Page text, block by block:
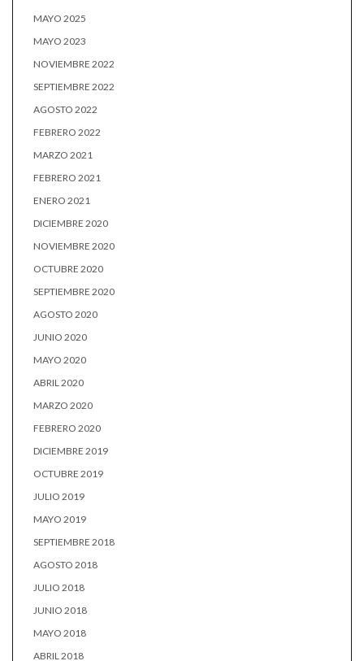
MAYO 2025
MAYO 2023
NOVIEMBRE 2022
SEPTIEMBRE 2022
AGOSTO 2022
FEBRERO 2022
MARZO 2021
FEBRERO 2021
ENERO 2021
DICIEMBRE 2020
NOVIEMBRE 2020
OCTUBRE 2020
SEPTIEMBRE 2020
AGOSTO 2020
JUNIO 2020
MAYO 2020
ABRIL 2020
MARZO 2020
FEBRERO 2020
DICIEMBRE 2019
OCTUBRE 2019
JULIO 2019
MAYO 2019
SEPTIEMBRE 2018
AGOSTO 2018
JULIO 2018
JUNIO 2018
MAYO 2018
ABRIL 2018